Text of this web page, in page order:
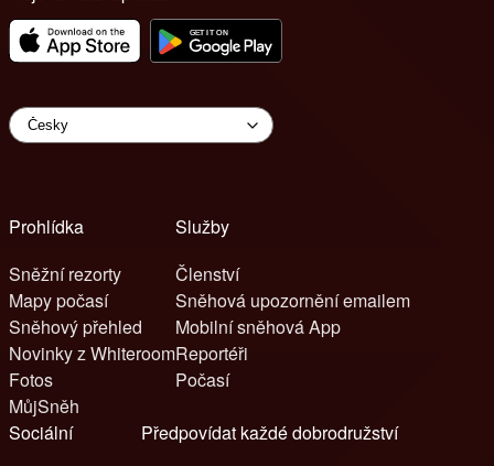
Prohlídka
Sněžní rezorty
Mapy počasí
Sněhový přehled
Novinky z Whiteroom
Fotos
MůjSněh
Služby
Členství
Sněhová upozornění emailem
Mobilní sněhová App
Reportéři
Počasí
Sociální
Předpovídat každé dobrodružství